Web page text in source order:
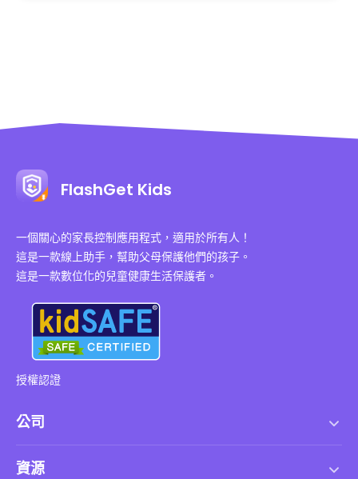
FlashGet Kids
一個關心的家長控制應用程式，適用於所有人！
這是一款線上助手，幫助父母保護他們的孩子。
這是一款數位化的兒童健康生活保護者。
授權認證
公司
資源